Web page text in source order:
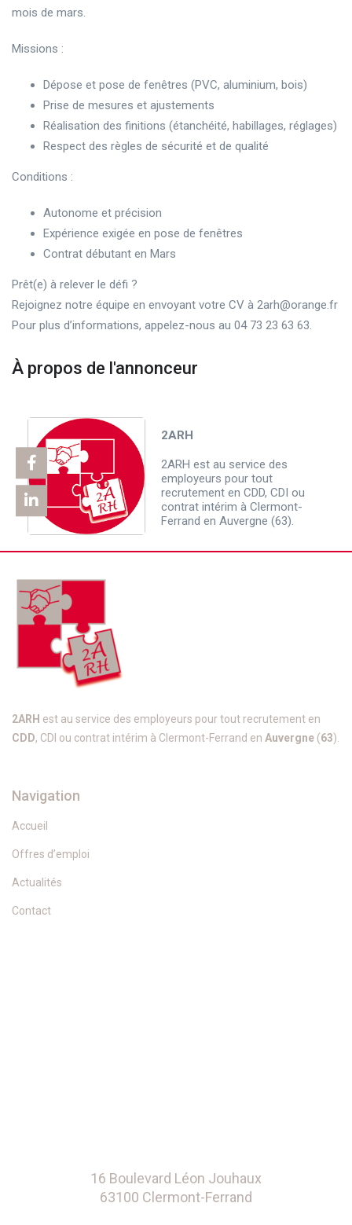
mois de mars.
Missions :
Dépose et pose de fenêtres (PVC, aluminium, bois)
Prise de mesures et ajustements
Réalisation des finitions (étanchéité, habillages, réglages)
Respect des règles de sécurité et de qualité
Conditions :
Autonome et précision
Expérience exigée en pose de fenêtres
Contrat débutant en Mars
Prêt(e) à relever le défi ?
Rejoignez notre équipe en envoyant votre CV à 2arh@orange.fr
Pour plus d’informations, appelez-nous au 04 73 23 63 63.
À propos de l'annonceur
2ARH
2ARH est au service des
employeurs pour tout
recrutement en CDD, CDI ou
contrat intérim à Clermont-
Ferrand en Auvergne (63).
2ARH est au service des employeurs pour tout recrutement en
CDD, CDI ou contrat intérim à Clermont-Ferrand en Auvergne (63).
Navigation
Accueil
Offres d’emploi
Actualités
Contact
16 Boulevard Léon Jouhaux
63100 Clermont-Ferrand